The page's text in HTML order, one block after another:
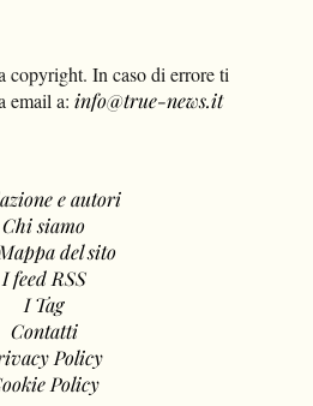
copyright. In caso di errore ti
email a: info@true-news.it
e autori
Chi siamo
del sito
I feed RSS
I Tag
Contatti
Policy
Policy